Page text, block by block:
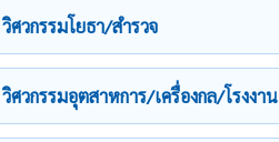
วิศวกรรมโยธา/สำรวจ
วิศวกรรมอุตสาหการ/เครื่องกล/โรงงาน